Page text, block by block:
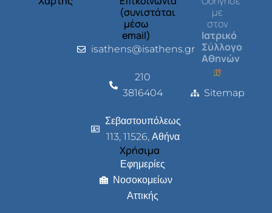
(συνιστάται
μέσω
email)
isathens@isathens.gr
210
3816404
Σεβαστουπόλεως
113, 11526, Αθήνα
Χρήσιμα
Εφημερίες
Νοσοκομείων
Αττικής
με
στον
Ιατρικό
Σύλλογο
Αθηνών
Sitemap